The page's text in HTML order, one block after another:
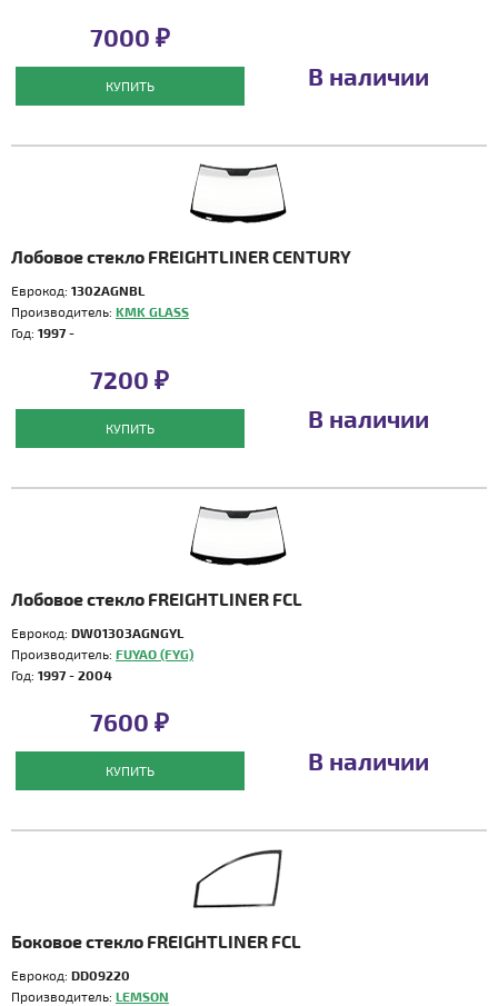
7000 ₽
КУПИТЬ В наличии
Лобовое стекло FREIGHTLINER CENTURY
Еврокод: 1302AGNBL
Производитель: KMK GLASS
Год: 1997 -
7200 ₽
КУПИТЬ В наличии
Лобовое стекло FREIGHTLINER FCL
Еврокод: DW01303AGNGYL
Производитель: FUYAO (FYG)
Год: 1997 - 2004
7600 ₽
КУПИТЬ В наличии
Боковое стекло FREIGHTLINER FCL
Еврокод: DD09220
Производитель: LEMSON